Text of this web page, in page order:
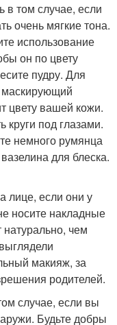
том случае, если
очень мягкие тона.
использование
он по цвету
пудру. Для
маскирующий
цвету вашей кожи.
под глазами.
немного румянца
для блеска.
лице, если они у
носите накладные
чем
макияж, за
родителей.
случае, если вы
Будьте добры